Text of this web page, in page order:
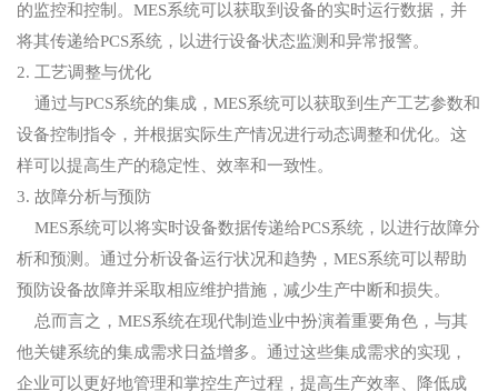
的监控和控制。MES系统可以获取到设备的实时运行数据，并
将其传递给PCS系统，以进行设备状态监测和异常报警。
2. 工艺调整与优化
通过与PCS系统的集成，MES系统可以获取到生产工艺参数和
设备控制指令，并根据实际生产情况进行动态调整和优化。这
样可以提高生产的稳定性、效率和一致性。
3. 故障分析与预防
MES系统可以将实时设备数据传递给PCS系统，以进行故障分
析和预测。通过分析设备运行状况和趋势，MES系统可以帮助
预防设备故障并采取相应维护措施，减少生产中断和损失。
总而言之，MES系统在现代制造业中扮演着重要角色，与其
他关键系统的集成需求日益增多。通过这些集成需求的实现，
企业可以更好地管理和掌控生产过程，提高生产效率、降低成